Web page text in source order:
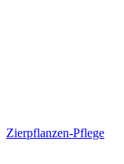
Zierpflanzen-Pflege